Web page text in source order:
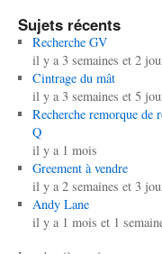
Sujets récents
Recherche GV
il y a 3 semaines et 2
Cintrage du mât
il y a 3 semaines et 5
Recherche remorque de
Q
il y a 1 mois
Greement à vendre
il y a 2 semaines et 3
Andy Lane
il y a 1 mois et 1